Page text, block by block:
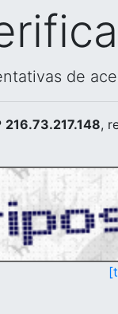
de
216.73.217.148,